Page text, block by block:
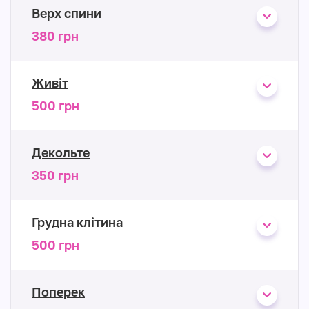
Верх спини
380 грн
Живіт
500 грн
Декольте
350 грн
Грудна клітина
500 грн
Поперек